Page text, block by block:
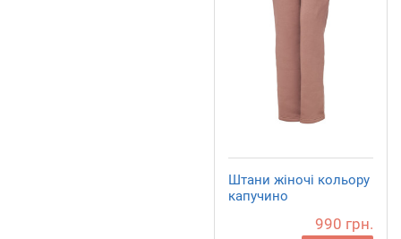
Штани жіночі кольору
капучино
990 грн.